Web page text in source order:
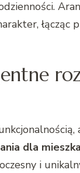
łącząc
dla
i